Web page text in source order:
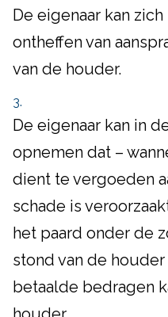
De eigenaar kan
ontheffen van
van de houder.
De eigenaar kan in
opnemen dat –
dient te vergoeden
schade is
het paard onder de
stond van de
betaalde bedragen